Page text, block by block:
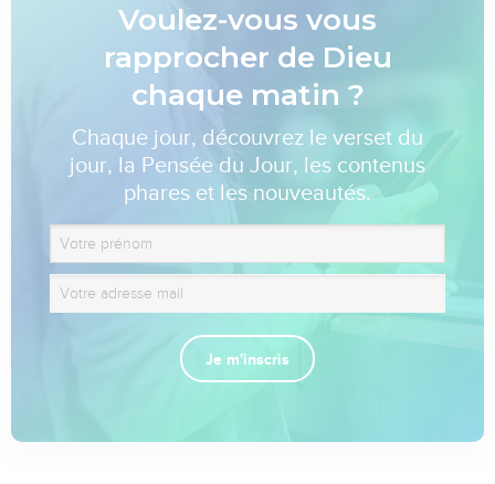
Voulez-vous vous
rapprocher de Dieu
chaque matin ?
Chaque jour, découvrez le verset du
jour, la Pensée du Jour, les contenus
phares et les nouveautés.
Je m'inscris